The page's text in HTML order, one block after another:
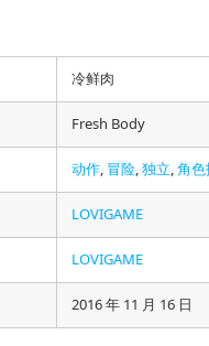
冷鲜肉
Fresh Body
动作 冒险 独立 角
LOVIGAME
LOVIGAME
2016 年 11 月 16 日